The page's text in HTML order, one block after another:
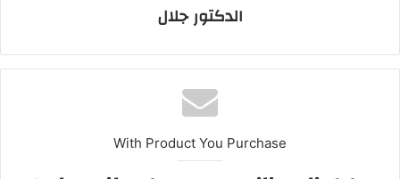
الدكتور جلال
With Product You Purchase